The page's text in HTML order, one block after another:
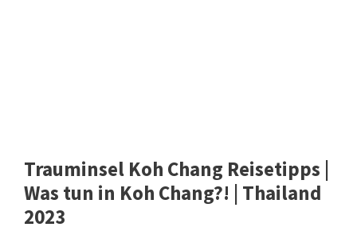
Trauminsel Koh Chang Reisetipps |
Was tun in Koh Chang?! | Thailand
2023